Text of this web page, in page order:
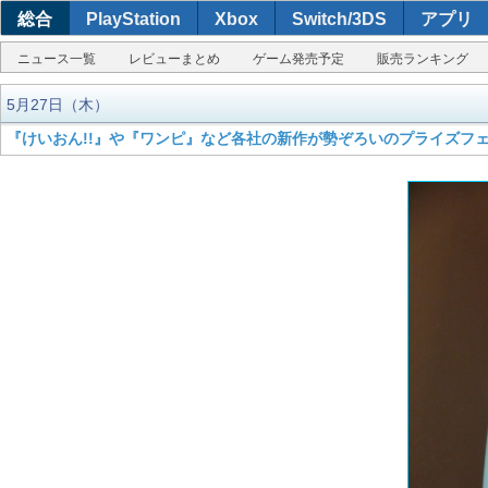
総合 PlayStation Xbox Switch/3DS アプリ
ニュース一覧 レビューまとめ ゲーム発売予定 販売ランキング
5月27日（木）
『けいおん!!』や『ワンピ』など各社の新作が勢ぞろいのプライズフ